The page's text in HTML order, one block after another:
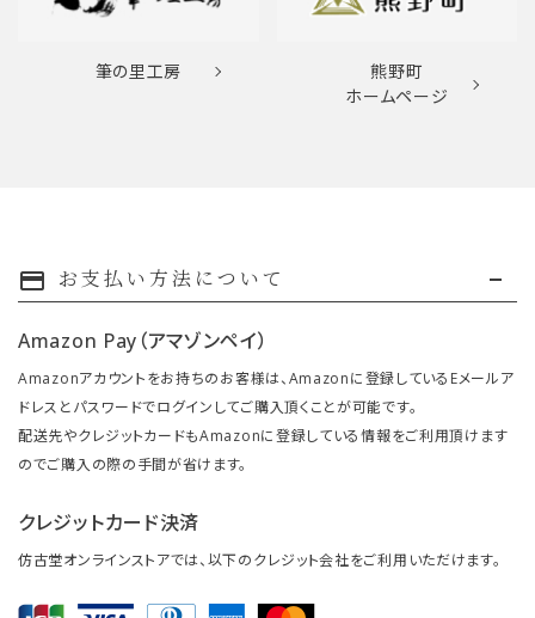
筆の里工房
熊野町
ホームページ
payment お支払い方法について
Amazon Pay（アマゾンペイ）
Amazonアカウントをお持ちのお客様は、Amazonに登録しているEメールア
ドレスとパスワードでログインしてご購入頂くことが可能です。
配送先やクレジットカードもAmazonに登録している情報をご利用頂けます
のでご購入の際の手間が省けます。
クレジットカード決済
仿古堂オンラインストアでは、以下のクレジット会社をご利用いただけます。